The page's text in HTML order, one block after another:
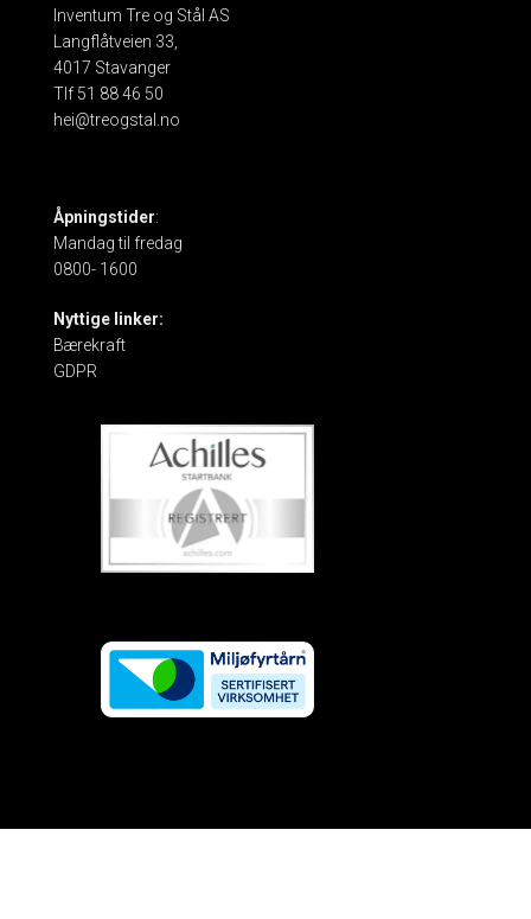
Inventum Tre og Stål AS
Langflåtveien 33,
4017 Stavanger
Tlf 51 88 46 50
hei@treogstal.no
Åpningstider:
Mandag til fredag
0800- 1600
Nyttige linker:
Bærekraft
GDPR